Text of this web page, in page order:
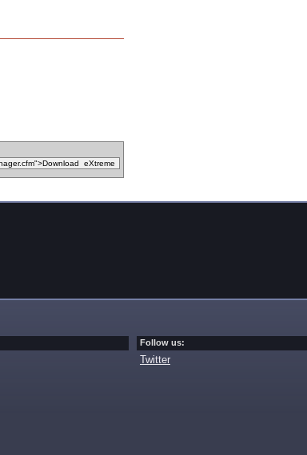
Follow us:
Twitter